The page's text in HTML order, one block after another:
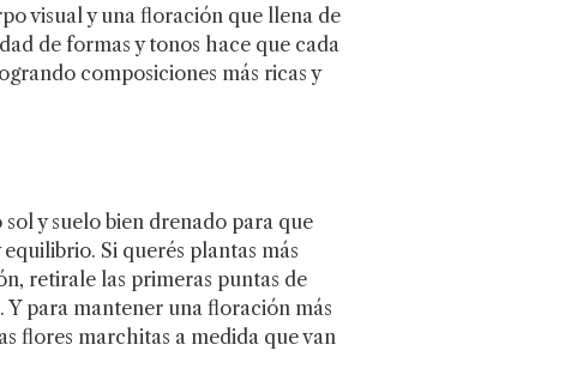
visual y una floración que llena de
de formas y tonos hace que cada
composiciones más ricas y
y suelo bien drenado para que
Si querés plantas más
retirale las primeras puntas de
para mantener una floración más
flores marchitas a medida que van